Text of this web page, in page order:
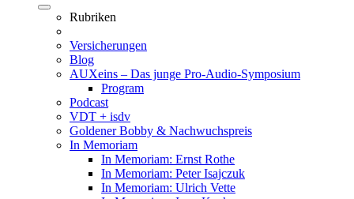
Rubriken
Versicherungen
Blog
AUXeins – Das junge Pro-Audio-Symposium
Program
Podcast
VDT + isdv
Goldener Bobby & Nachwuchspreis
In Memoriam
In Memoriam: Ernst Rothe
In Memoriam: Peter Isajczuk
In Memoriam: Ulrich Vette